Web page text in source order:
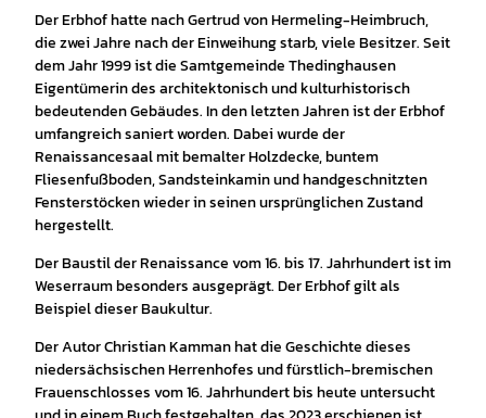
Der Erbhof hatte nach Gertrud von Hermeling-Heimbruch,
die zwei Jahre nach der Einweihung starb, viele Besitzer. Seit
dem Jahr 1999 ist die Samtgemeinde Thedinghausen
Eigentümerin des architektonisch und kulturhistorisch
bedeutenden Gebäudes. In den letzten Jahren ist der Erbhof
umfangreich saniert worden. Dabei wurde der
Renaissancesaal mit bemalter Holzdecke, buntem
Fliesenfußboden, Sandsteinkamin und handgeschnitzten
Fensterstöcken wieder in seinen ursprünglichen Zustand
hergestellt.
Der Baustil der Renaissance vom 16. bis 17. Jahrhundert ist im
Weserraum besonders ausgeprägt. Der Erbhof gilt als
Beispiel dieser Baukultur.
Der Autor Christian Kamman hat die Geschichte dieses
niedersächsischen Herrenhofes und fürstlich-bremischen
Frauenschlosses vom 16. Jahrhundert bis heute untersucht